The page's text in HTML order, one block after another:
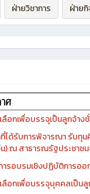
ฝ่ายวิชาการ ฝ่าย
อกเพื่อบรรจุเป็นลูกจ้างชั่
ได้รับการพิจารณา รับทุ
) ณ สาธารณรัฐประชาช
ารอบรมเชิงปฏิบัติการอ
อกเพื่อบรรจุบุคคลเป็นลู